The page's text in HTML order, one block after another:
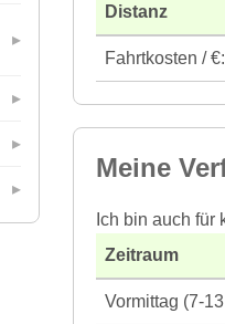
Distanz
Fahrtkosten / €:
Meine
Ich bin auch für
Zeitraum
Vormittag (7-